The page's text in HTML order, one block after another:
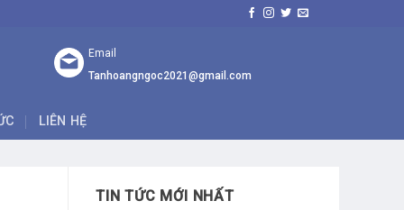
Email
Tanhoangngoc2021@gmail.com
LIÊN HỆ
TIN TỨC MỚI NHẤT